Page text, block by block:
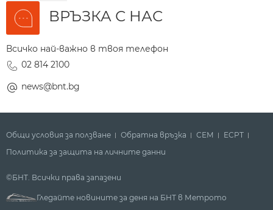
ВРЪЗКА С НАС
Всичко най-важно в твоя телефон
02 814 2100
news@bnt.bg
Общи условия за ползване Обратна връзка СЕМ
ECPT
Политика за защита на личните данни
©БНТ. Всички права запазени
Гледайте новините за деня на БНТ в Метрото